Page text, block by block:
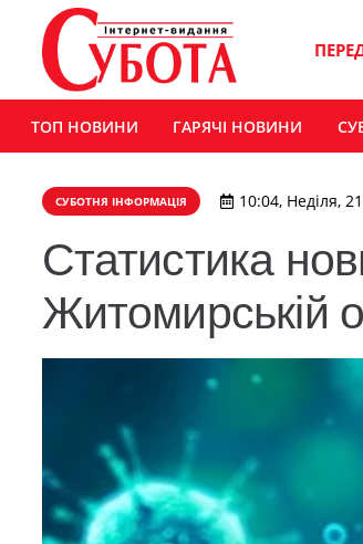
ТОП НОВИНИ ГАРЯЧІ НОВИНИ
СУБОТНЯ ІНФОРМАЦІЯ 10:04, Неділя,
Статистика
Житомирській